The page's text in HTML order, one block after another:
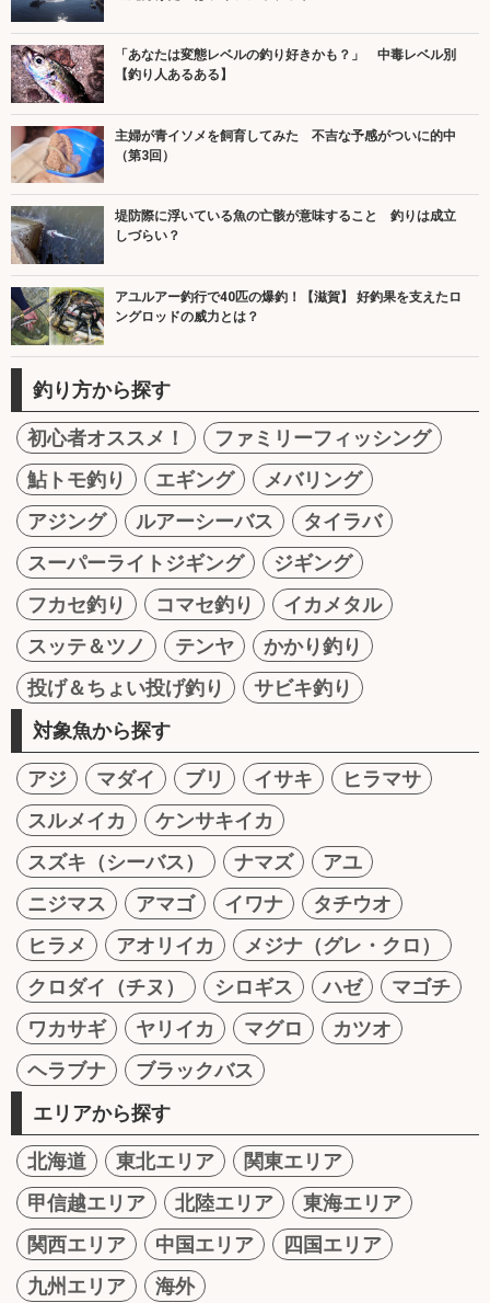
「あなたは変態レベルの釣り好きかも？」 中毒レベル別
【釣り人あるある】
主婦が青イソメを飼育してみた 不吉な予感がついに的中
（第3回）
堤防際に浮いている魚の亡骸が意味すること 釣りは成立
しづらい？
アユルアー釣行で40匹の爆釣！【滋賀】 好釣果を支えたロ
ングロッドの威力とは？
釣り方から探す
初心者オススメ！
ファミリーフィッシング
鮎トモ釣り
エギング
メバリング
アジング
ルアーシーバス
タイラバ
スーパーライトジギング
ジギング
フカセ釣り
コマセ釣り
イカメタル
スッテ＆ツノ
テンヤ
かかり釣り
投げ＆ちょい投げ釣り
サビキ釣り
対象魚から探す
アジ マダイ ブリ イサキ
ヒラマサ
スルメイカ
ケンサキイカ
スズキ（シーバス）
ナマズ
アユ
ニジマス
アマゴ イワナ
タチウオ
ヒラメ
アオリイカ
メジナ（グレ・クロ）
クロダイ（チヌ）
シロギス ハゼ
マゴチ
ワカサギ
ヤリイカ マグロ
カツオ
ヘラブナ
ブラックバス
エリアから探す
北海道 東北エリア
関東エリア
甲信越エリア
北陸エリア
東海エリア
関西エリア
中国エリア
四国エリア
九州エリア
海外